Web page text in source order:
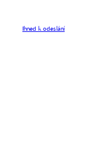
Ihned k odeslání